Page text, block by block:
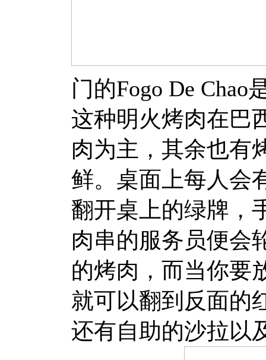
门的Fogo De
这种明火烤肉在巴
肉为主，其余也有
鲜。桌面上每人会
翻开桌上的绿牌，
肉串的服务员便会
的烤肉，而当你要
就可以翻到反面的
还有自助的沙拉以